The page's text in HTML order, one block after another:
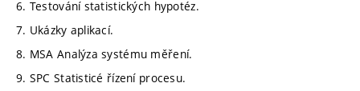
6. Testování statistických hypotéz.
7. Ukázky aplikací.
8. MSA Analýza systému měření.
9. SPC Statisticé řízení procesu.